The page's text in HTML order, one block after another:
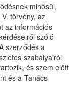
minősül,
törvény, az
az információs
szóló
szerződés a
szabályairól
és szem előtt
és a Tanács